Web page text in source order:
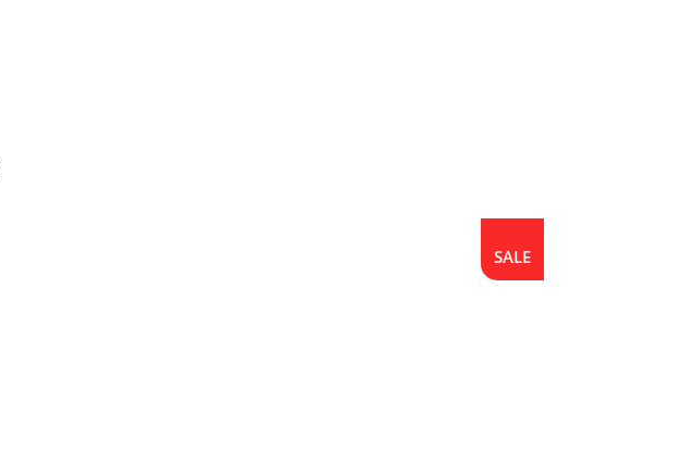
SALE